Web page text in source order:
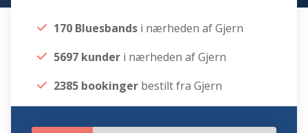
170 Bluesbands i nærheden af Gjern
5697 kunder i nærheden af Gjern
2385 bookinger bestilt fra Gjern